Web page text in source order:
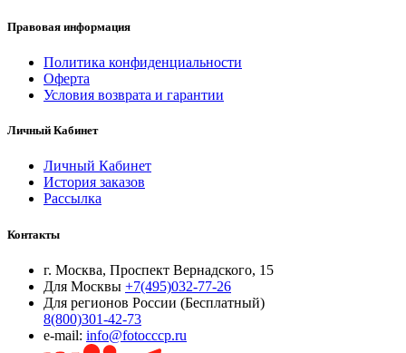
Правовая информация
Политика конфиденциальности
Оферта
Условия возврата и гарантии
Личный Кабинет
Личный Кабинет
История заказов
Рассылка
Контакты
г. Москва, Проспект Вернадского, 15
Для Москвы +7(495)032-77-26
Для регионов России (Бесплатный)
8(800)301-42-73
e-mail: info@fotocccp.ru